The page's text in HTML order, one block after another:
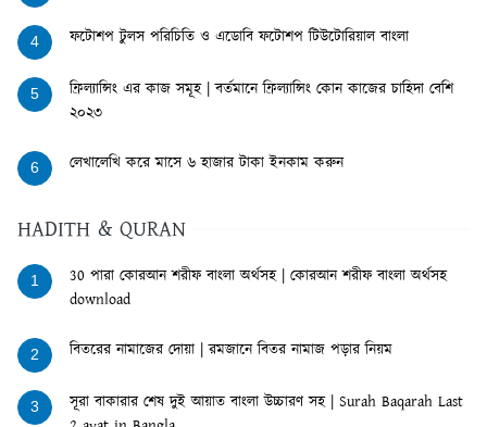
4 ফটোশপ টুলস পরিচিতি ও এডোবি ফটোশপ টিউটোরিয়াল বাংলা
5
ফ্রিল্যান্সিং এর কাজ সমূহ | বর্তমানে ফ্রিল্যান্সিং কোন কাজের চাহিদা বেশি
২০২৩
6 লেখালেখি করে মাসে ৬ হাজার টাকা ইনকাম করুন
HADITH & QURAN
1
30 পারা কোরআন শরীফ বাংলা অর্থসহ | কোরআন শরীফ বাংলা অর্থসহ
download
2 বিতরের নামাজের দোয়া | রমজানে বিতর নামাজ পড়ার নিয়ম
3
সূরা বাকারার শেষ দুই আয়াত বাংলা উচ্চারণ সহ | Surah Baqarah Last